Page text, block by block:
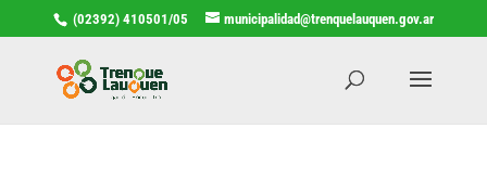
(02392) 410501/05 municipalidad@trenquelauquen.gov.ar